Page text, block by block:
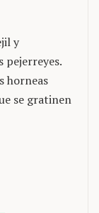
y
pejerreyes.
horneas
se gratinen